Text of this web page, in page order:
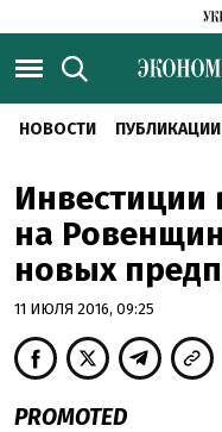
НОВОСТИ ПУБЛИКАЦИИ
Инвестиции
на
новых
11 ИЮЛЯ 2016, 09:25
PROMOTED